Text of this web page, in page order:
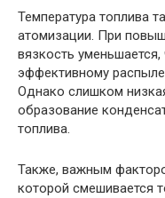
Температура топлива
атомизации. При
вязкость
эффективному
Однако слишком
образование
топлива.
Также, важным
которой смешивается